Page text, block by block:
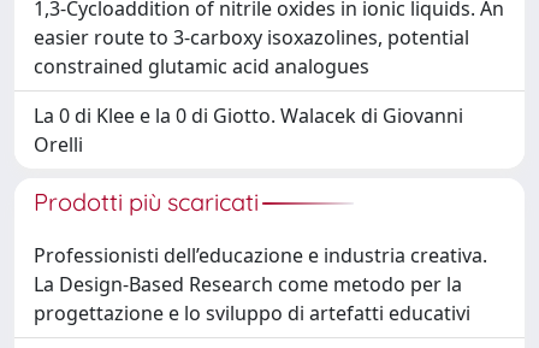
1,3-Cycloaddition of nitrile oxides in ionic liquids. An
easier route to 3-carboxy isoxazolines, potential
constrained glutamic acid analogues
La 0 di Klee e la 0 di Giotto. Walacek di Giovanni
Orelli
Prodotti più scaricati
Professionisti dell’educazione e industria creativa.
La Design-Based Research come metodo per la
progettazione e lo sviluppo di artefatti educativi